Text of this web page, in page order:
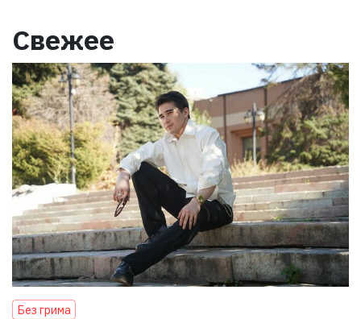
Свежее
Без грима